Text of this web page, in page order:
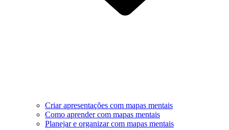
Criar apresentações com mapas mentais
Como aprender com mapas mentais
Planejar e organizar com mapas mentais